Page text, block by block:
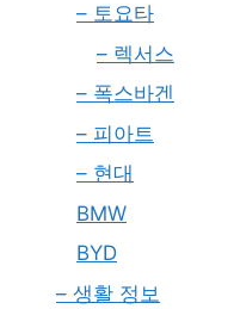
– 토요타
– 렉서스
– 폭스바겐
– 피아트
– 현대
BMW
BYD
– 생활 정보